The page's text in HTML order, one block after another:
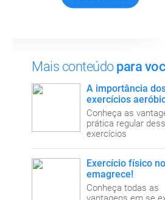
Mais conteúdo para
A importância
exercícios
Conheça as
prática regular
exercícios
Exercício físico
emagrece!
Conheça todas as